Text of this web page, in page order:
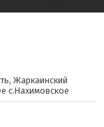
Жаркаинский
с.Нахимовское